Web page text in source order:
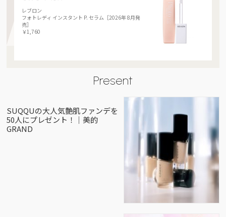
レブロン
フォトレディ インスタント P. セラム［2026年 8月発
売］
￥1,760
Present
SUQQUの大人気艶肌ファンデを
50人にプレゼント！｜美的
GRAND